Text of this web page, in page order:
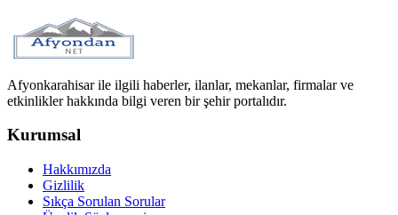
Afyonkarahisar ile ilgili haberler, ilanlar, mekanlar, firmalar ve
etkinlikler hakkında bilgi veren bir şehir portalıdır.
Kurumsal
Hakkımızda
Gizlilik
Sıkça Sorulan Sorular